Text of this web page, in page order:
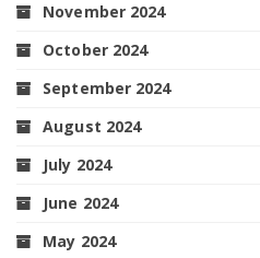
November 2024
October 2024
September 2024
August 2024
July 2024
June 2024
May 2024